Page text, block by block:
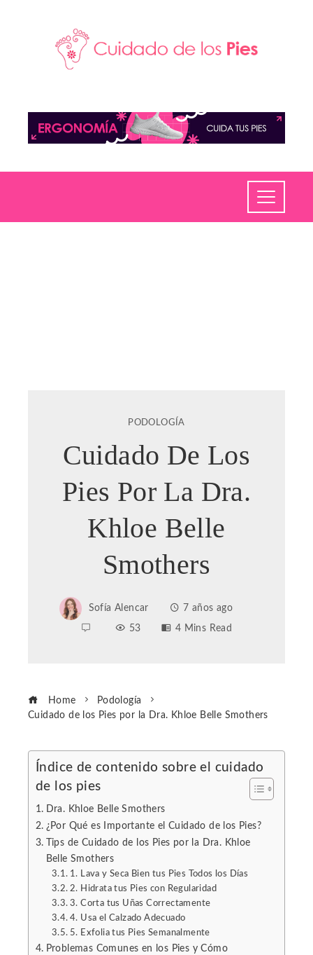
PODOLOGÍA
Cuidado De Los
Pies Por La Dra.
Khloe Belle
Smothers
Sofía Alencar
7 años ago
53
4 Mins Read
Home
Podología
Cuidado de los Pies por la Dra. Khloe Belle Smothers
Índice de contenido sobre el cuidado
de los pies
Dra. Khloe Belle Smothers
¿Por Qué es Importante el Cuidado de los Pies?
Tips de Cuidado de los Pies por la Dra. Khloe
Belle Smothers
1. Lava y Seca Bien tus Pies Todos los Días
2. Hidrata tus Pies con Regularidad
3. Corta tus Uñas Correctamente
4. Usa el Calzado Adecuado
5. Exfolia tus Pies Semanalmente
Problemas Comunes en los Pies y Cómo